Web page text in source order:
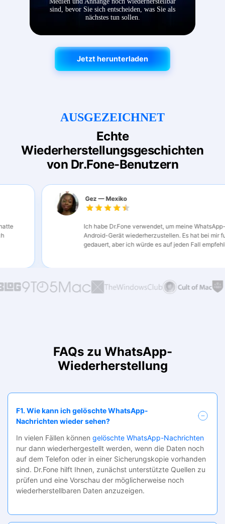
sind, bevor Sie sich entscheiden, was Sie als
nächstes tun sollen.
Jetzt herunterladen
Jetzt herunterladen
AUSGEZEICHNET
Echte
Wiederherstellungsgeschichten
von Dr.Fone-Benutzern
Gez — Mexiko
Ich habe Dr.Fone verwendet, um meine WhatsApp-
Android-Gerät wiederherzustellen. Es hat bei mir
gedauert, aber ich würde es auf jeden Fall empfehlen.
FAQs zu WhatsApp-
Wiederherstellung
F1. Wie kann ich gelöschte WhatsApp-
Nachrichten wieder sehen?
In vielen Fällen können gelöschte WhatsApp-Nachrichten
nur dann wiederhergestellt werden, wenn die Daten noch
auf dem Telefon oder in einer Sicherungskopie vorhanden
sind. Dr.Fone hilft Ihnen, zunächst unterstützte Quellen zu
prüfen und eine Vorschau der möglicherweise noch
wiederherstellbaren Daten anzuzeigen.